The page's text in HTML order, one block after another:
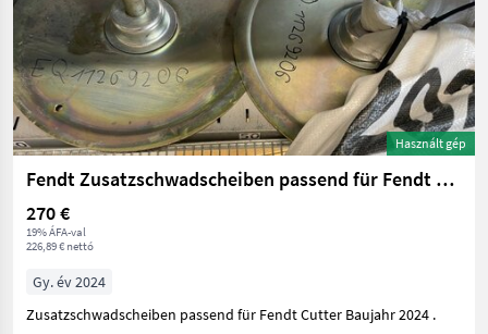
Használt gép
Fendt Zusatzschwadscheiben passend für Fendt Cutter
270 €
19% ÁFA-val
226,89 € nettó
Gy. év 2024
Zusatzschwadscheiben passend für Fendt Cutter Baujahr 2024 .